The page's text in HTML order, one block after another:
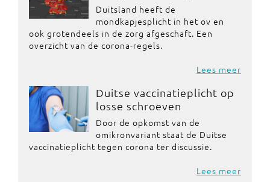
Duitsland heeft de
mondkapjesplicht in het ov en
ook grotendeels in de zorg afgeschaft. Een
overzicht van de corona-regels.
Lees meer
Duitse vaccinatieplicht op
losse schroeven
Door de opkomst van de
omikronvariant staat de Duitse
vaccinatieplicht tegen corona ter discussie.
Lees meer